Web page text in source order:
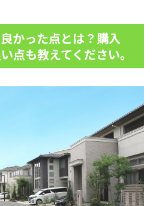
かった点とは？購入
点も教えてください。